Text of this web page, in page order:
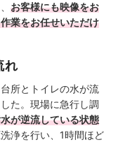
お客様にも映像をお
業をお任せいただけ
れ
所とトイレの水が流
た。現場に急行し調
が逆流している状態
浄を行い、1時間ほど